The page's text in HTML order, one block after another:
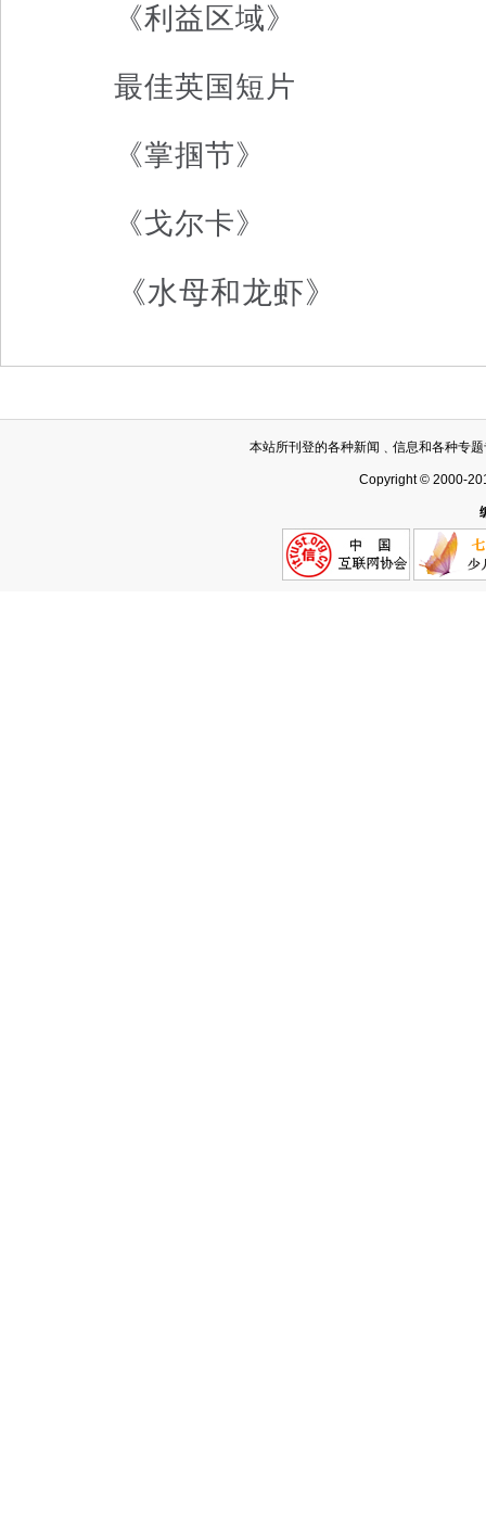
《利益区域》
最佳英国短片
《掌掴节》
《戈尔卡》
《水母和龙虾》
本站所刊登的各种新闻﹑信息和各种专
Copyright © 2000-